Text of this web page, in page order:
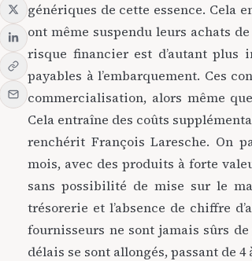
génériques de cette essence. Cela
ont même suspendu leurs achats
risque financier est d’autant plus
payables à l’embarquement. Ces
commercialisation, alors même
Cela entraîne des coûts
renchérit François Laresche. On
mois, avec des produits à forte
sans possibilité de mise sur le
trésorerie et l’absence de chiffre
fournisseurs ne sont jamais sûrs
délais se sont allongés, passant de 4